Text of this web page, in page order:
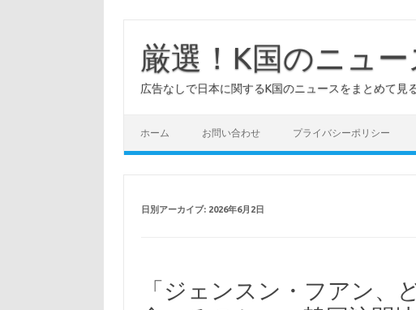
厳選！K国のニュー
広告なしで日本に関するK国のニュースをまとめて見
ホーム お問い合わせ プライバシーポリシー
日別アーカイブ: 2026年6月2日
「ジェンスン・フアン、